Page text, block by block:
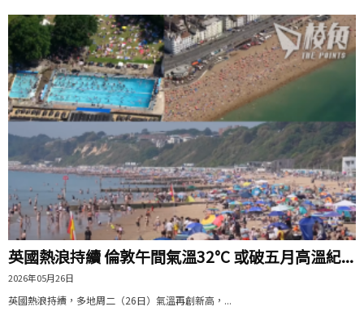
英國熱浪持續 倫敦午間氣溫32°C 或破五月高溫紀...
2026年05月26日
英國熱浪持續，多地周二（26日）氣溫再創新高，...